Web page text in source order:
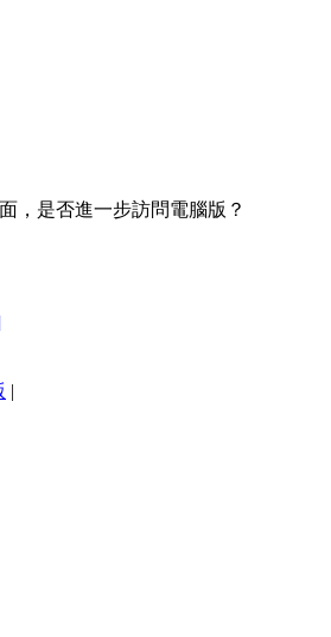
，是否進一步訪問電腦版？
|